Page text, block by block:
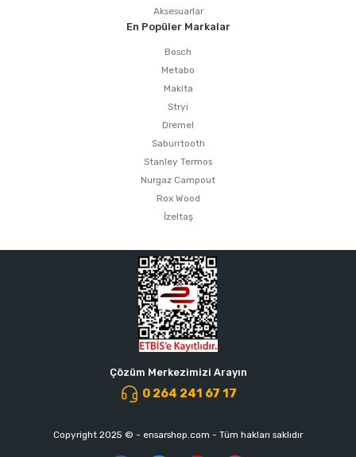
Aksesuarlar
En Popüler Markalar
Bosch
Metabo
Makita
Stryi
Dremel
Saburrtooth
Stanley Termos
Nurgaz Campout
Rox Wood
İzeltaş
Çözüm Merkezimizi Arayın
0 264 241 67 17
Copyright 2025 © - ensarshop.com - Tüm hakları saklıdır